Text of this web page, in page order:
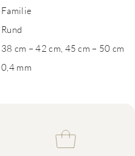
Familie
Rund
38 cm – 42 cm, 45 cm – 50 cm
0,4 mm